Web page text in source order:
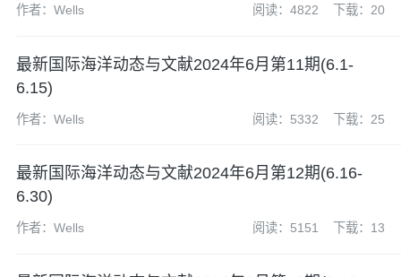
作者：Wells 阅读：4822 下载：20
最新国际海洋动态与文献2024年6月第11期(6.1-
6.15)
作者：Wells 阅读：5332 下载：25
最新国际海洋动态与文献2024年6月第12期(6.16-
6.30)
作者：Wells 阅读：5151 下载：13